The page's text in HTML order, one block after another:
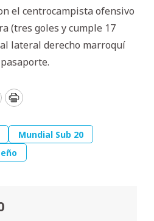
el centrocampista ofensivo
(tres goles y cumple 17
lateral derecho marroquí
Print
Mundial Sub 20